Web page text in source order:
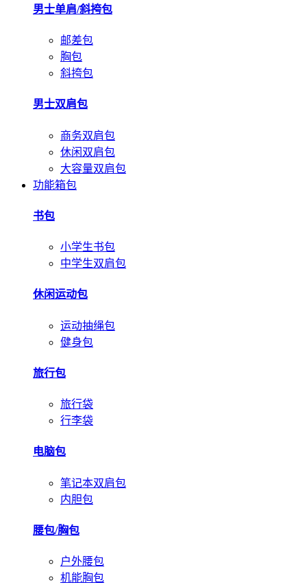
男士单肩/斜挎包
邮差包
胸包
斜挎包
男士双肩包
商务双肩包
休闲双肩包
大容量双肩包
功能箱包
书包
小学生书包
中学生双肩包
休闲运动包
运动抽绳包
健身包
旅行包
旅行袋
行李袋
电脑包
笔记本双肩包
内胆包
腰包/胸包
户外腰包
机能胸包